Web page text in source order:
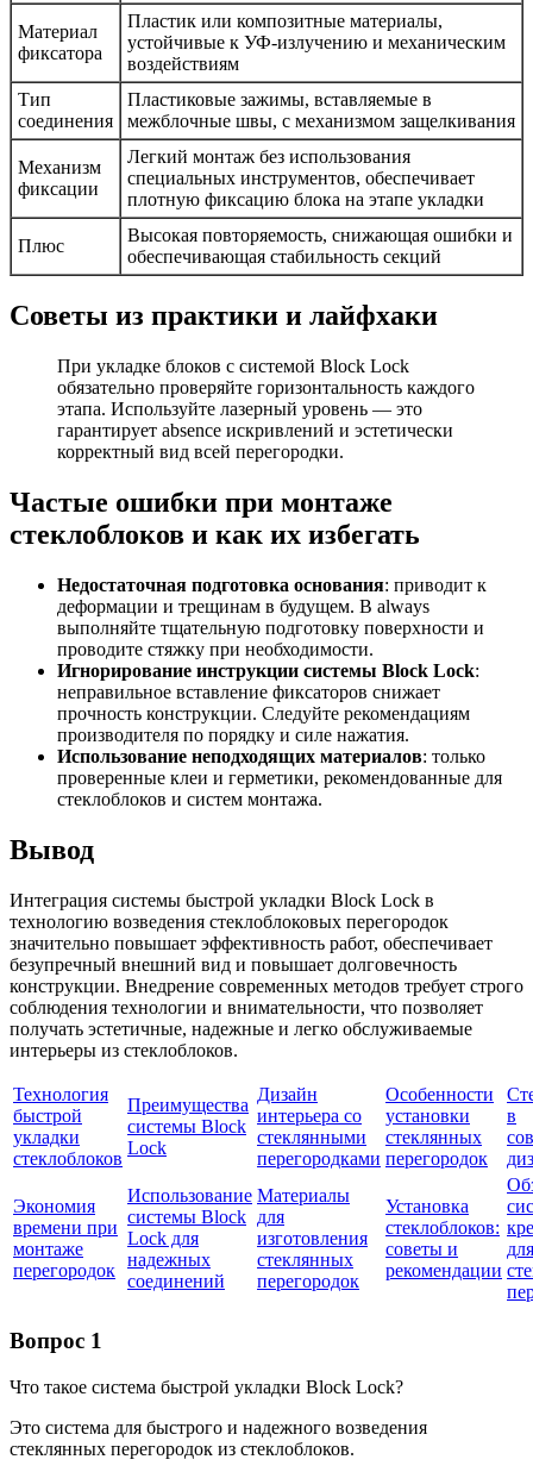
Материал
фиксаторa
Пластик или композитные материалы,
устойчивые к УФ-излучению и механическим
воздействиям
Тип
соединения
Пластиковые зажимы, вставляемые в
межблочные швы, с механизмом защелкивания
Механизм
фиксации
Легкий монтаж без использования
специальных инструментов, обеспечивает
плотную фиксацию блока на этапе укладки
Плюс
Высокая повторяемость, снижающая ошибки и
обеспечивающая стабильность секций
Советы из практики и лайфхаки
При укладке блоков с системой Block Lock
обязательно проверяйте горизонтальность каждого
этапа. Используйте лазерный уровень — это
гарантирует absence искривлений и эстетически
корректный вид всей перегородки.
Частые ошибки при монтаже
стеклоблоков и как их избегать
Недостаточная подготовка основания: приводит к
деформации и трещинам в будущем. В always
выполняйте тщательную подготовку поверхности и
проводите стяжку при необходимости.
Игнорирование инструкции системы Block Lock:
неправильное вставление фиксаторов снижает
прочность конструкции. Следуйте рекомендациям
производителя по порядку и силе нажатия.
Использование неподходящих материалов: только
проверенные клеи и герметики, рекомендованные для
стеклоблоков и систем монтажа.
Вывод
Интеграция системы быстрой укладки Block Lock в
технологию возведения стеклоблоковых перегородок
значительно повышает эффективность работ, обеспечивает
безупречный внешний вид и повышает долговечность
конструкции. Внедрение современных методов требует строго
соблюдения технологии и внимательности, что позволяет
получать эстетичные, надежные и легко обслуживаемые
интерьеры из стеклоблоков.
Технология
быстрой
укладки
стеклоблоков
Преимущества
системы Block
Lock
Дизайн
интерьера со
стеклянными
перегородками
Особенности
установки
стеклянных
перегородок
в
Экономия
времени при
монтаже
перегородок
Использование
системы Block
Lock для
надежных
соединений
Материалы
для
изготовления
стеклянных
перегородок
Установка
стеклоблоков:
советы и
рекомендации
для
Вопрос 1
Что такое система быстрой укладки Block Lock?
Это система для быстрого и надежного возведения
стеклянных перегородок из стеклоблоков.